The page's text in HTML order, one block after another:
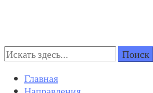
Turkestan Travel
Discover Central Asia
Поиск:
Главная
Направления